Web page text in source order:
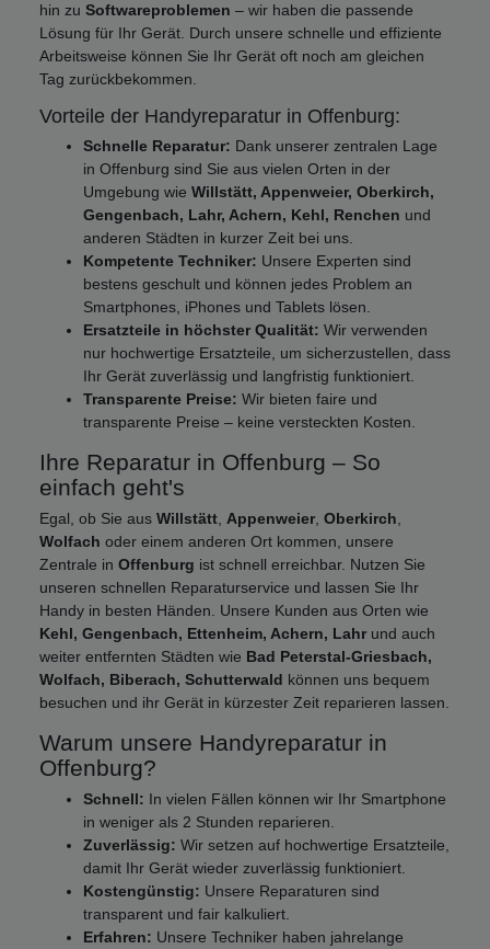
hin zu Softwareproblemen – wir haben die passende
Lösung für Ihr Gerät. Durch unsere schnelle und effiziente
Arbeitsweise können Sie Ihr Gerät oft noch am gleichen
Tag zurückbekommen.
Vorteile der Handyreparatur in Offenburg:
Schnelle Reparatur: Dank unserer zentralen Lage
in Offenburg sind Sie aus vielen Orten in der
Umgebung wie Willstätt, Appenweier, Oberkirch,
Gengenbach, Lahr, Achern, Kehl, Renchen und
anderen Städten in kurzer Zeit bei uns.
Kompetente Techniker: Unsere Experten sind
bestens geschult und können jedes Problem an
Smartphones, iPhones und Tablets lösen.
Ersatzteile in höchster Qualität: Wir verwenden
nur hochwertige Ersatzteile, um sicherzustellen, dass
Ihr Gerät zuverlässig und langfristig funktioniert.
Transparente Preise: Wir bieten faire und
transparente Preise – keine versteckten Kosten.
Ihre Reparatur in Offenburg – So
einfach geht's
Egal, ob Sie aus Willstätt Appenweier Oberkirch
Wolfach oder einem anderen Ort kommen, unsere
Zentrale in Offenburg ist schnell erreichbar. Nutzen Sie
unseren schnellen Reparaturservice und lassen Sie Ihr
Handy in besten Händen. Unsere Kunden aus Orten wie
Kehl, Gengenbach, Ettenheim, Achern, Lahr und auch
weiter entfernten Städten wie Bad Peterstal-Griesbach,
Wolfach, Biberach, Schutterwald können uns bequem
besuchen und ihr Gerät in kürzester Zeit reparieren lassen.
Warum unsere Handyreparatur in
Offenburg?
Schnell: In vielen Fällen können wir Ihr Smartphone
in weniger als 2 Stunden reparieren.
Zuverlässig: Wir setzen auf hochwertige Ersatzteile,
damit Ihr Gerät wieder zuverlässig funktioniert.
Kostengünstig: Unsere Reparaturen sind
transparent und fair kalkuliert.
Erfahren: Unsere Techniker haben jahrelange